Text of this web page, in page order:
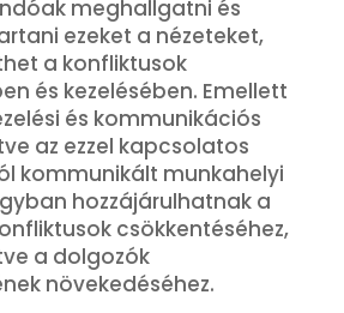
meghallgatni és
ezeket a nézeteket,
a konfliktusok
és kezelésében. Emellett
és kommunikációs
az ezzel kapcsolatos
kommunikált munkahelyi
hozzájárulhatnak a
csökkentéséhez,
a dolgozók
növekedéséhez.